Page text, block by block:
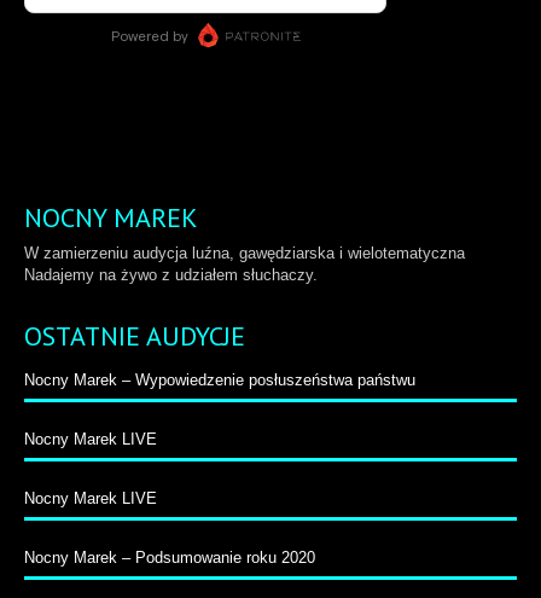
NOCNY MAREK
W zamierzeniu audycja luźna, gawędziarska i wielotematyczna
Nadajemy na żywo z udziałem słuchaczy.
OSTATNIE AUDYCJE
Nocny Marek – Wypowiedzenie posłuszeństwa państwu
Nocny Marek LIVE
Nocny Marek LIVE
Nocny Marek – Podsumowanie roku 2020